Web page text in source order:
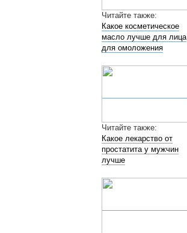
Читайте также:
Какое косметическое
масло лучше для лица
для омоложения
Читайте также:
Какое лекарство от
простатита у мужчин
лучше